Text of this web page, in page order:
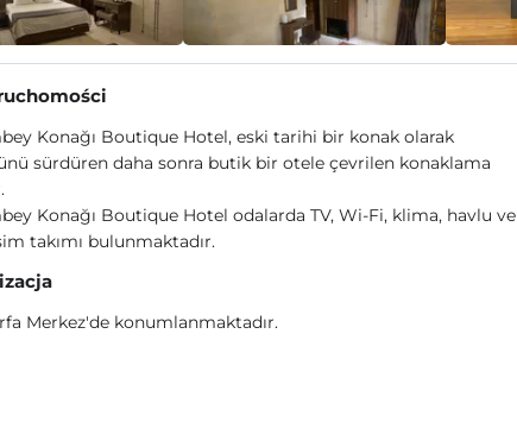
Konağı Boutique Hotel, eski tarihi bir konak olarak
sürdüren daha sonra butik bir otele çevrilen konaklama
Konağı Boutique Hotel odalarda TV, Wi-Fi, klima, havlu ve
takımı bulunmaktadır.
Merkez'de konumlanmaktadır.